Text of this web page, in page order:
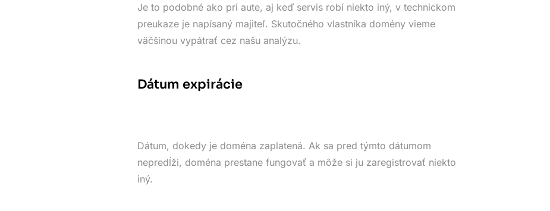
Je to podobné ako pri aute, aj keď servis robí niekto iný, v technickom
preukaze je napísaný majiteľ. Skutočného vlastníka domény vieme
väčšinou vypátrať cez našu analýzu.
Dátum expirácie
Dátum, dokedy je doména zaplatená. Ak sa pred týmto dátumom
nepredĺži, doména prestane fungovať a môže si ju zaregistrovať niekto
iný.